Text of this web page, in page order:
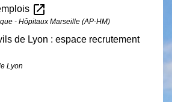
open_in_new
- Hôpitaux Marseille (AP-HM)
de Lyon : espace recrutement
Lyon